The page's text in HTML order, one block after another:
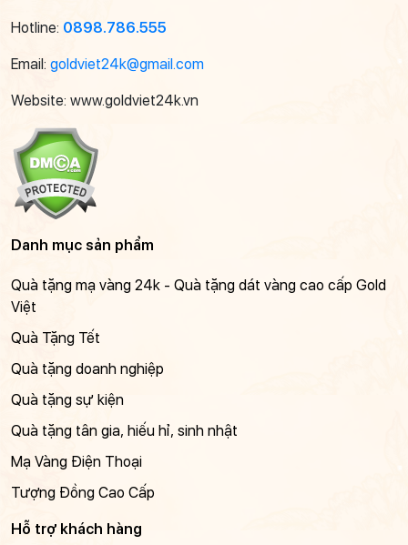
Hotline: 0898.786.555
Email: goldviet24k@gmail.com
Website: www.goldviet24k.vn
Danh mục sản phẩm
Quà tặng mạ vàng 24k - Quà tặng dát vàng cao cấp Gold
Việt
Quà Tặng Tết
Quà tặng doanh nghiệp
Quà tặng sự kiện
Quà tặng tân gia, hiếu hỉ, sinh nhật
Mạ Vàng Điện Thoại
Tượng Đồng Cao Cấp
Hỗ trợ khách hàng